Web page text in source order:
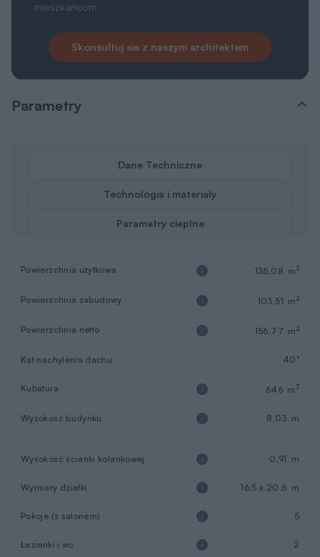
mieszkańcom.
Skonsultuj sie z naszym architektem
Parametry
Dane Techniczne
Technologia i materiały
Parametry cieplne
Powierzchnia użytkowa 135,08 m2
Powierzchnia zabudowy 103,51 m2
Powierzchnia netto 156,77 m2
Kąt nachylenia dachu 40°
Kubatura 646 m3
Wysokość budynku 8,03 m
Wysokość ścianki kolankowej 0,91 m
Wymiary działki 16,5 x 20,6 m
Pokoje (z salonem) 5
Łazienki i wc 2